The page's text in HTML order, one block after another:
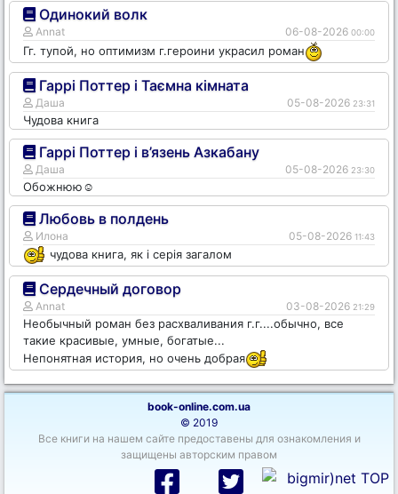
Одинокий волк
Annat 06-08-2026 00:00
Гг. тупой, но оптимизм г.героини украсил роман
Гаррі Поттер і Таємна кімната
Даша 05-08-2026 23:31
Чудова книга
Гаррі Поттер і в’язень Азкабану
Даша 05-08-2026 23:30
Обожнюю☺️
Любовь в полдень
Илона 05-08-2026 11:43
чудова книга, як і серія загалом
Сердечный договор
Annat 03-08-2026 21:29
Необычный роман без расхваливания г.г....обычно, все
такие красивые, умные, богатые...
Непонятная история, но очень добрая
book-online.com.ua
© 2019
Все книги на нашем сайте предоставены для ознакомления и
защищены авторским правом